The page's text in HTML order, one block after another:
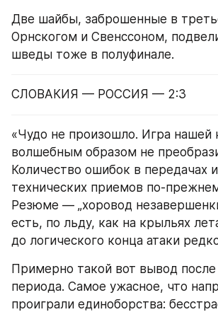
Две шайбы, заброшенные в
Орнскогом и Свенссоном,
шведы тоже в полуфинале.
СЛОВАКИЯ — РОССИЯ — 2:3
«Чудо не произошло. Игра
волшебным образом не
Количество ошибок в передачах
технических приемов по-
Резюме — „хоровод
есть, по льду, как на крыльях
до логического конца атаки
Примерно такой вот вывод после
периода. Самое ужасное, что
проиграли единоборства: